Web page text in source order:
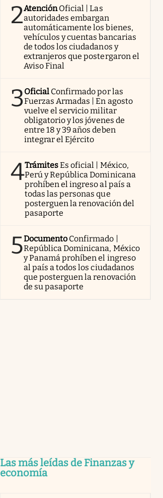
2AtenciónOficial | Las
autoridades embargan
automáticamente los bienes,
vehículos y cuentas bancarias
de todos los ciudadanos y
extranjeros que postergaron el
Aviso Final
3Oficial Confirmado por las
Fuerzas Armadas | En agosto
vuelve el servicio militar
obligatorio y los jóvenes de
entre 18 y 39 años deben
integrar el Ejército
4TrámitesEs oficial | México,
Perú y República Dominicana
prohíben el ingreso al país a
todas las personas que
posterguen la renovación del
pasaporte
5Documento Confirmado |
República Dominicana, México
y Panamá prohíben el ingreso
al país a todos los ciudadanos
que posterguen la renovación
de su pasaporte
Las más leídas de Finanzas y
economía